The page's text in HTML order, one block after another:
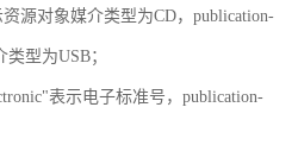
源对象媒介类型为CD，publication-
型为USB；
表示电子标准号，publication-